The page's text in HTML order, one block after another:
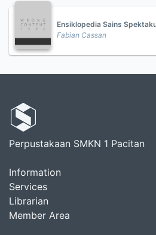
Ensiklopedia Sains
Fabian Cassan
Perpustakaan SMKN 1 Pacitan
Information
Services
Librarian
Member Area